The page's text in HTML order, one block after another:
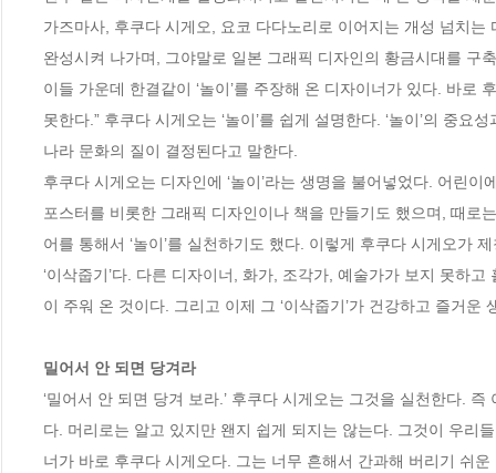
가즈마사, 후쿠다 시게오, 요코 다다노리로 이어지는 개성 넘치
완성시켜 나가며, 그야말로 일본 그래픽 디자인의 황금시대를 구
이들 가운데 한결같이 ‘놀이’를 주장해 온 디자이너가 있다. 바로
못한다.” 후쿠다 시게오는 ‘놀이’를 쉽게 설명한다. ‘놀이’의 중요
나라 문화의 질이 결정된다고 말한다.
후쿠다 시게오는 디자인에 ‘놀이’라는 생명을 불어넣었다. 어린
포스터를 비롯한 그래픽 디자인이나 책을 만들기도 했으며, 때
어를 통해서 ‘놀이’를 실천하기도 했다. 이렇게 후쿠다 시게오가
‘이삭줍기’다. 다른 디자이너, 화가, 조각가, 예술가가 보지 못하
이 주워 온 것이다. 그리고 이제 그 ‘이삭줍기’가 건강하고 즐거
밀어서 안 되면 당겨라
‘밀어서 안 되면 당겨 보라.’ 후쿠다 시게오는 그것을 실천한다.
다. 머리로는 알고 있지만 왠지 쉽게 되지는 않는다. 그것이 우리
너가 바로 후쿠다 시게오다. 그는 너무 흔해서 간과해 버리기 쉬